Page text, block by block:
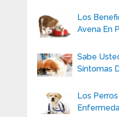
Los
Avena En
Sabe
Síntomas
Los